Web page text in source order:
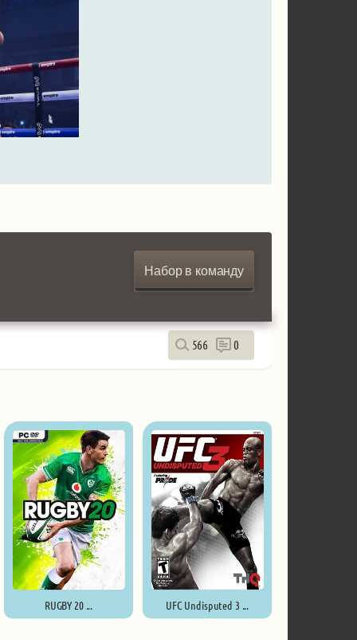
Набор в команду
566 0
RUGBY 20 ... UFC Undisputed 3 ...